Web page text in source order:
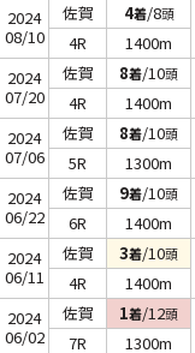
2024
08/10
佐賀 4着/8頭
4R
1400m
2024
07/20
佐賀 8着/10頭
4R
1400m
2024
07/06
佐賀 8着/10頭
5R
1300m
2024
06/22
佐賀 9着/10頭
6R
1400m
2024
06/11
佐賀 3着/10頭
4R
1400m
2024
06/02
佐賀 1着/12頭
7R
1300m